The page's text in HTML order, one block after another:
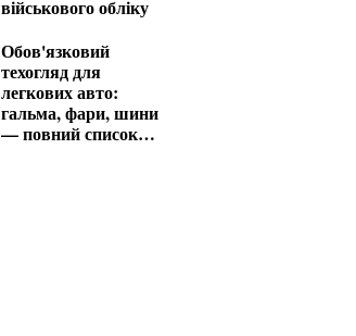
військового обліку
Обов'язковий
техогляд для
легкових авто:
гальма, фари, шини
— повний список